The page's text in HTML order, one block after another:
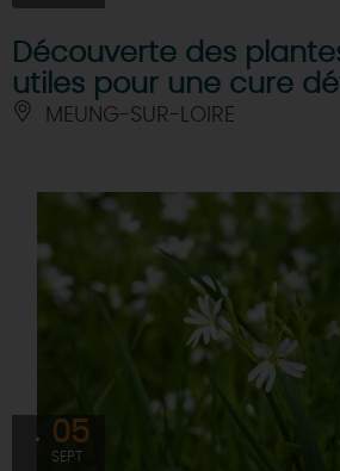
Découverte des
utiles pour une cure
MEUNG-SUR-LOIRE
05
SEPT